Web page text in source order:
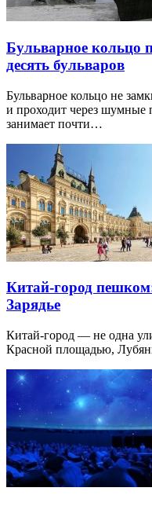
Бульварное кольцо
десять бульваров
Бульварное кольцо не
и проходит через
занимает почти…
Китай-город
Зарядье
Китай-город — не одна
Красной площадью,